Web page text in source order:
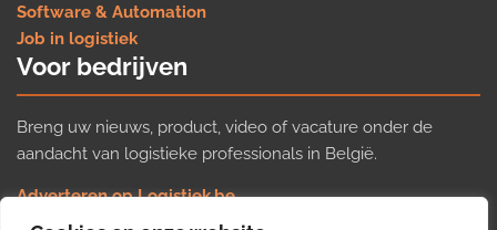
Software & Automation
Job in logistiek
Voor bedrijven
Breng uw nieuws, product, video of vacature onder de
aandacht van logistieke professionals in België.
Adverteren op Logistiek.be
Nieuws insturen